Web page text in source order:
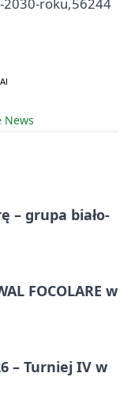
News
– grupa biało-
FOCOLARE w
– Turniej IV w